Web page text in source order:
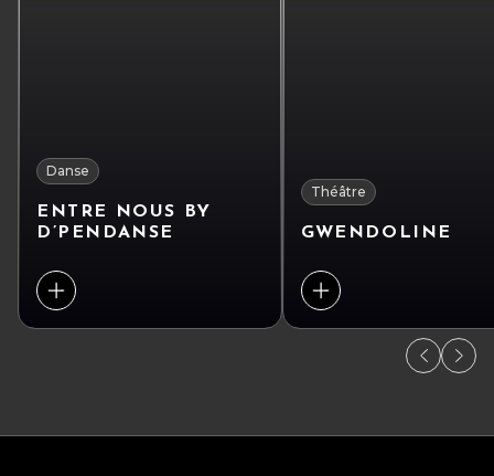
Danse
ENTRE NOUS BY
D’PENDANSE
Théâtre
GWENDOLINE